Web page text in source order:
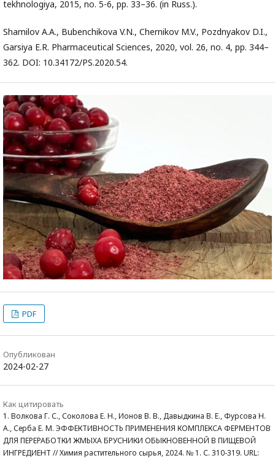
tekhnologiya, 2015, no. 5-6, pp. 33–36. (in Russ.).
Shamilov A.A., Bubenchikova V.N., Chernikov M.V., Pozdnyakov D.I.,
Garsiya E.R. Pharmaceutical Sciences, 2020, vol. 26, no. 4, pp. 344–
362. DOI: 10.34172/PS.2020.54.
PDF
Опубликован
2024-02-27
Как цитировать
1. Волкова Г. С., Соколова Е. Н., Ионов В. В., Давыдкина В. Е., Фурсова Н.
А., Серба Е. М. ЭФФЕКТИВНОСТЬ ПРИМЕНЕНИЯ КОМПЛЕКСА ФЕРМЕНТОВ
ДЛЯ ПЕРЕРАБОТКИ ЖМЫХА БРУСНИКИ ОБЫКНОВЕННОЙ В ПИЩЕВОЙ
ИНГРЕДИЕНТ // Химия растительного сырья, 2024. № 1. С. 310-319. URL: